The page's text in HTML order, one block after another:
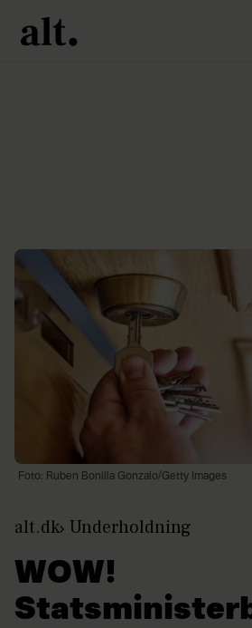
Foto: Ruben Bonilla Gonzalo/Getty Images
alt.dk Underholdning
WOW!